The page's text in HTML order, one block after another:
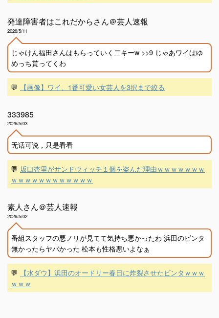
発達障害者はこれだからさん＠芸人速報
2026/5/11
じゃけん福田さんはもらっていく二キーw >>9 じゃあワイはゆ
めっち貰ってくわ
💬 【画像】ワイ、1番可愛い女芸人を3択まで絞る
333985
2026/5/03
无话可说，只是看看
💬 坂口杏里がサンドウィッチ１個を盗んだ理由ｗｗｗｗｗｗｗ
ｗｗｗｗｗｗｗｗｗｗｗｗ
素人さん＠芸人速報
2026/5/02
番組スタッフの悪ノリが見てて気持ち悪かったわ 浜田のビンタ
無かったらヤバかった 松本も性格悪いよなぁ
💬
【水ダウ】浜田のオードリー春日に炸裂させたビンタｗｗｗ
ｗｗｗ